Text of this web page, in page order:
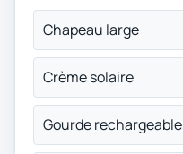
Chapeau large
Crème solaire
Gourde rechargeable